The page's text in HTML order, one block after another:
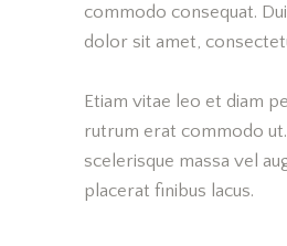
commodo consequat.
dolor sit amet,
Etiam vitae leo et diam
rutrum erat commodo
scelerisque massa vel
placerat finibus lacus.